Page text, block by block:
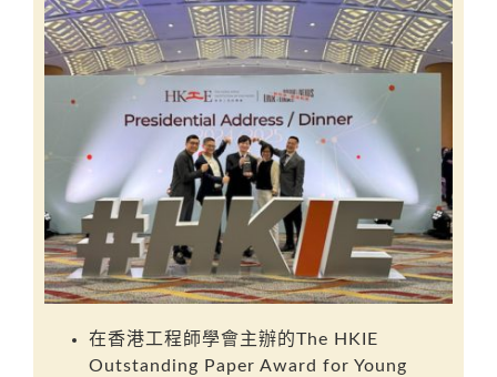
在香港工程師學會主辦的The HKIE
Outstanding Paper Award for Young